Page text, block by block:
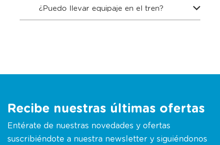
¿Puedo llevar equipaje en el tren?
Recibe nuestras últimas ofertas
Entérate de nuestras novedades y ofertas
suscribiéndote a nuestra newsletter y siguiéndonos